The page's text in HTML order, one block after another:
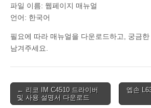
파일 이름: 웹페이지 매뉴얼
언어: 한국어
필요에 따라 매뉴얼을 다운로드하고, 궁금
남겨주세요.
Post
navigation
← 리코 IM C4510 드라이버
및 사용 설명서 다운로드
엡손